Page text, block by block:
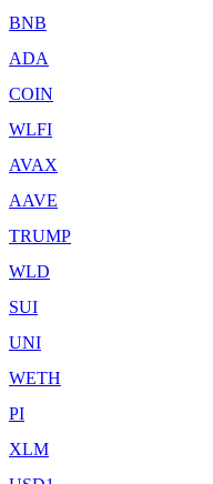
BNB
ADA
COIN
WLFI
AVAX
AAVE
TRUMP
WLD
SUI
UNI
WETH
PI
XLM